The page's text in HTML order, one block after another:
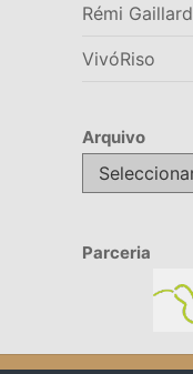
Rémi Gaillard
VivóRiso
Arquivo
Arquivo
Parceria